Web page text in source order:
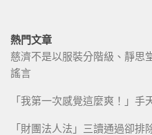
熱門文章
慈濟不是以服裝分階級、靜思
謠言
「我第一次感覺這麼爽！」
「財團法人法」三讀通過卻